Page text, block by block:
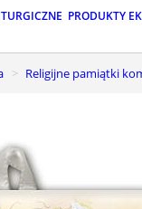
PRODUKTY
Religijne pamiątki